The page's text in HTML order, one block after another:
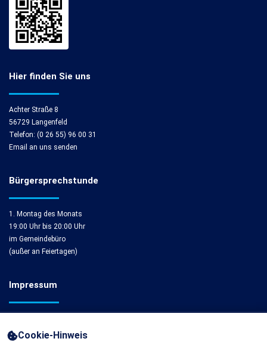
Hier finden Sie uns
Achter Straße 8
56729 Langenfeld
Telefon: (0 26 55) 96 00 31
Email an uns senden
Bürgersprechstunde
1. Montag des Monats
19:00 Uhr bis 20:00 Uhr
im Gemeindebüro
(außer an Feiertagen)
Impressum
Cookie-Einstellungen
Cookie-Hinweis